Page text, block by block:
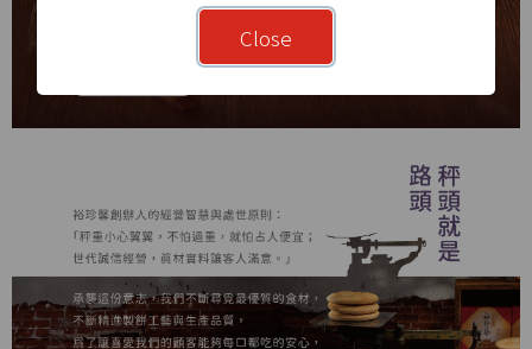
Close